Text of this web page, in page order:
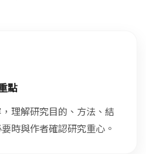
點
理解研究目的、方法、結
時與作者確認研究重心。